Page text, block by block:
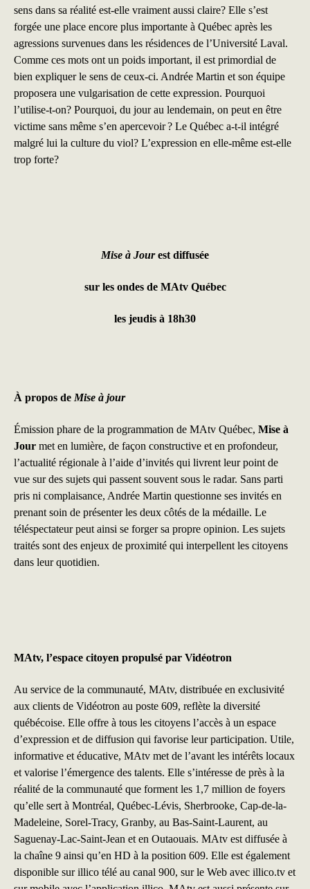
o
k
d
n
sens dans sa réalité est-elle vraiment aussi claire? Elle s’est
forgée une place encore plus importante à Québec après les
agressions survenues dans les résidences de l’Université Laval.
Comme ces mots ont un poids important, il est primordial de
bien expliquer le sens de ceux-ci. Andrée Martin et son équipe
proposera une vulgarisation de cette expression. Pourquoi
l’utilise-t-on? Pourquoi, du jour au lendemain, on peut en être
victime sans même s’en apercevoir ? Le Québec a-t-il intégré
malgré lui la culture du viol? L’expression en elle-même est-elle
trop forte?
Mise à Jourest diffusée
sur les ondes de MAtv Québec
les jeudis à 18h30
À propos de Mise à jour
Émission phare de la programmation de MAtv Québec, Mise à
Jour met en lumière, de façon constructive et en profondeur,
l’actualité régionale à l’aide d’invités qui livrent leur point de
vue sur des sujets qui passent souvent sous le radar. Sans parti
pris ni complaisance, Andrée Martin questionne ses invités en
prenant soin de présenter les deux côtés de la médaille. Le
téléspectateur peut ainsi se forger sa propre opinion. Les sujets
traités sont des enjeux de proximité qui interpellent les citoyens
dans leur quotidien.
MAtv, l’espace citoyen propulsé par Vidéotron
Au service de la communauté, MAtv, distribuée en exclusivité
aux clients de Vidéotron au poste 609, reflète la diversité
québécoise. Elle offre à tous les citoyens l’accès à un espace
d’expression et de diffusion qui favorise leur participation. Utile,
informative et éducative, MAtv met de l’avant les intérêts locaux
et valorise l’émergence des talents. Elle s’intéresse de près à la
réalité de la communauté que forment les 1,7 million de foyers
qu’elle sert à Montréal, Québec-Lévis, Sherbrooke, Cap-de-la-
Madeleine, Sorel-Tracy, Granby, au Bas-Saint-Laurent, au
Saguenay-Lac-Saint-Jean et en Outaouais. MAtv est diffusée à
la chaîne 9 ainsi qu’en HD à la position 609. Elle est également
disponible sur illico télé au canal 900, sur le Web avec illico.tv et